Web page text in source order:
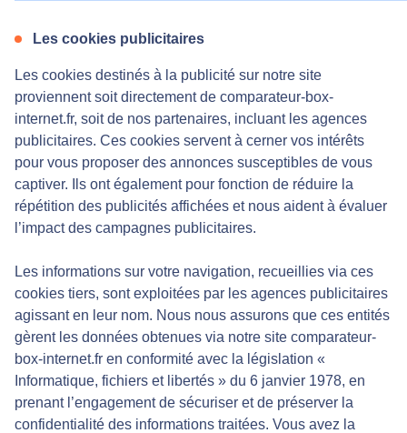
Les cookies publicitaires
Les cookies destinés à la publicité sur notre site
proviennent soit directement de comparateur-box-
internet.fr, soit de nos partenaires, incluant les agences
publicitaires. Ces cookies servent à cerner vos intérêts
pour vous proposer des annonces susceptibles de vous
captiver. Ils ont également pour fonction de réduire la
répétition des publicités affichées et nous aident à évaluer
l’impact des campagnes publicitaires.
Les informations sur votre navigation, recueillies via ces
cookies tiers, sont exploitées par les agences publicitaires
agissant en leur nom. Nous nous assurons que ces entités
gèrent les données obtenues via notre site comparateur-
box-internet.fr en conformité avec la législation «
Informatique, fichiers et libertés » du 6 janvier 1978, en
prenant l’engagement de sécuriser et de préserver la
confidentialité des informations traitées. Vous avez la